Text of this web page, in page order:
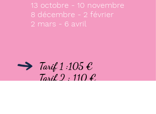
13 octobre - 10 novembre
8 décembre - 2 février
2 mars - 6 avril​
Tarif 1 :105 €
Tarif 2 : 110 €